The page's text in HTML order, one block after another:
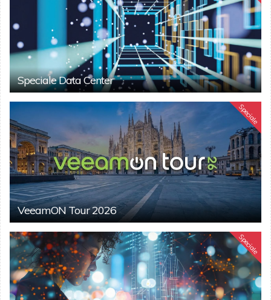
Speciale Data Center
Speciale
VeeamON Tour 2026
Speciale